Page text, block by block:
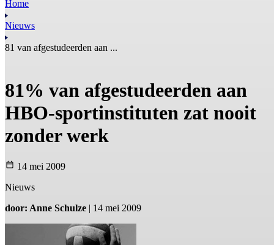
Home
Nieuws
81% van afgestudeerden aan
HBO-sportinstituten zat nooit
zonder werk
door: Anne Schulze| 14 mei 2009